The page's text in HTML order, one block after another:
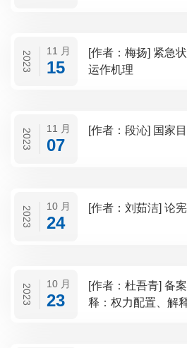
2023 11 月
15
[作者：梅扬] 紧急状态的概念流变与
运作机理
2023 11 月
07
[作者：段
2023 10 月
24
[作者
2023 10 月
23
[作者：杜吾青] 备案审查中的法律解
释：权力配置、解